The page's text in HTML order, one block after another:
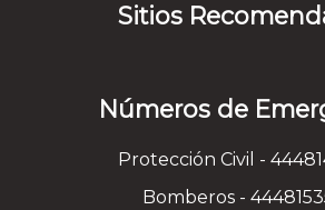
Sitios
Números de
Protección Civil -
Bomberos -